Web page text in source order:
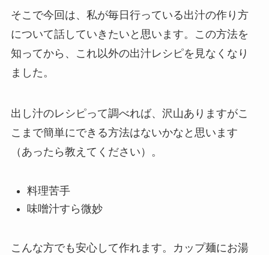
そこで今回は、私が毎日行っている出汁の作り方
について話していきたいと思います。この方法を
知ってから、これ以外の出汁レシピを見なくなり
ました。
出し汁のレシピって調べれば、沢山ありますがこ
こまで簡単にできる方法はないかなと思います
（あったら教えてください）。
料理苦手
味噌汁すら微妙
こんな方でも安心して作れます。
カップ麺にお湯